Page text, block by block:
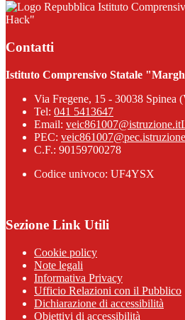
Istituto
Hack"
Contatti
Istituto Comprensivo Statale
Via Fregene, 15 - 30038 Spinea
Tel: 041 5413647
Email: veic861007@istruzione.it
PEC:
C.F.: 90159700278
Codice univoco: UF4YSX
Sezione Link Utili
Cookie policy
Note legali
Informativa Privacy
Ufficio Relazioni con il Pubblico
Dichiarazione di accessibilità
Obiettivi di accessibilità